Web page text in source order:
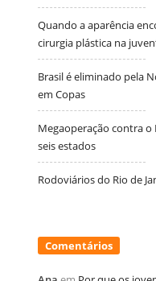
Quando a aparência
cirurgia plástica na
Brasil é eliminado pela
em Copas
Megaoperação contra o
seis estados
Rodoviários do Rio de
Comentários